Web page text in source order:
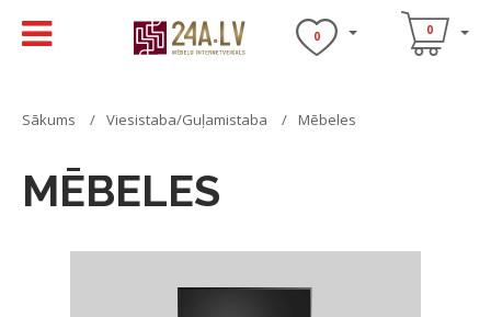
0 0
Sākums Viesistaba/Guļamistaba Mēbeles
MĒBELES